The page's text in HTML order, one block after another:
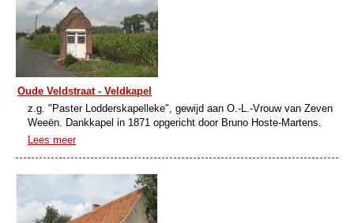
Oude Veldstraat - Veldkapel
z.g. "Paster Lodderskapelleke", gewijd aan O.-L.-Vrouw van Zeven
Weeën. Dankkapel in 1871 opgericht door Bruno Hoste-Martens.
Lees meer